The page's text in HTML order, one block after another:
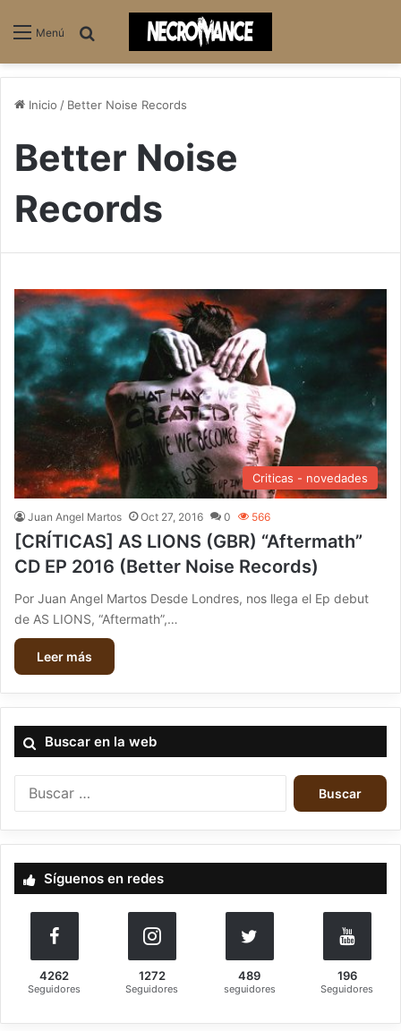
Menú
Inicio / Better Noise Records
Better Noise
Records
Criticas - novedades
Juan Angel Martos Oct 27, 2016 0 566
[CRÍTICAS] AS LIONS (GBR) “Aftermath”
CD EP 2016 (Better Noise Records)
Por Juan Angel Martos Desde Londres, nos llega el Ep debut
de AS LIONS, “Aftermath”,…
Leer más
Buscar en la web
c
a
:
Síguenos en redes
4262
Seguidores
1272
Seguidores
489
seguidores
196
Seguidores